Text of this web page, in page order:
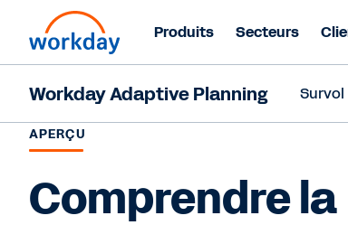
Produits Secteurs
Workday Adaptive Planning Survol
APERÇU
Comprendre la